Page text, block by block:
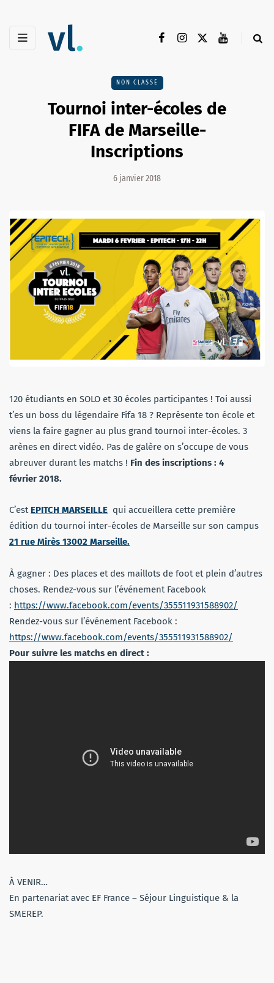
NON CLASSÉ
Tournoi inter-écoles de
FIFA de Marseille-
Inscriptions
6 janvier 2018
120 étudiants en SOLO et 30 écoles participantes ! Toi aussi
t’es un boss du légendaire Fifa 18 ? Représente ton école et
viens la faire gagner au plus grand tournoi inter-écoles. 3
arènes en direct vidéo. Pas de galère on s’occupe de vous
abreuver durant les matchs ! Fin des inscriptions : 4
février 2018.
C’est EPITCH MARSEILLE qui accueillera cette première
édition du tournoi inter-écoles de Marseille sur son campus
21 rue Mirès 13002 Marseille.
À gagner : Des places et des maillots de foot et plein d’autres
choses. Rendez-vous sur l’événement Facebook
: https://www.facebook.com/events/355511931588902/
Rendez-vous sur l’événement Facebook :
https://www.facebook.com/events/355511931588902/
Pour suivre les matchs en direct :
À VENIR…
En partenariat avec EF France – Séjour Linguistique & la
SMEREP.